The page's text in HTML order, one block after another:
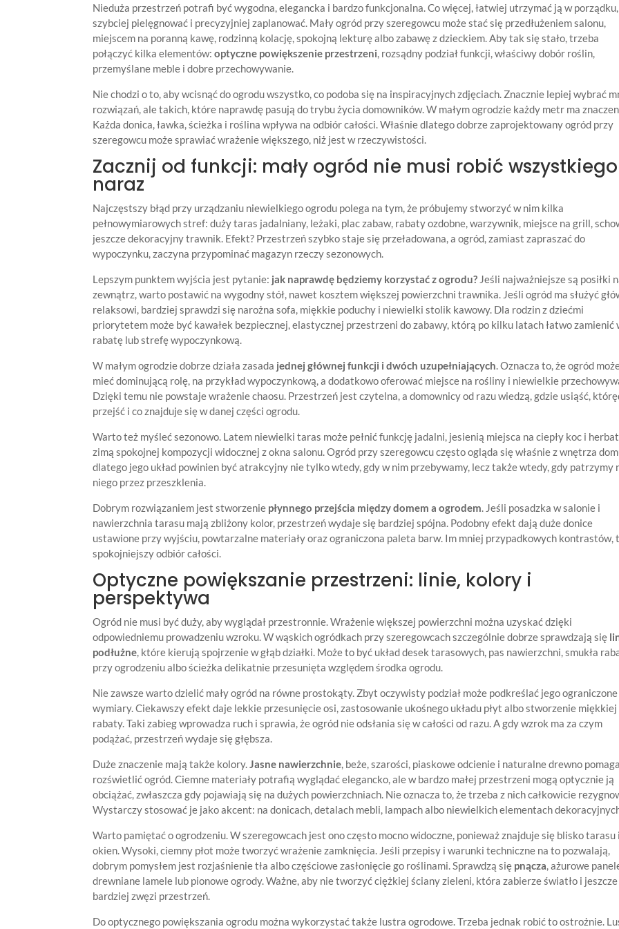
Nieduża przestrzeń potrafi być wygodna, elegancka i bardzo funkcjonalna. Co więcej, łatwiej utrzymać ją w porządku,
szybciej pielęgnować i precyzyjniej zaplanować. Mały ogród przy szeregowcu może stać się przedłużeniem salonu,
miejscem na poranną kawę, rodzinną kolację, spokojną lekturę albo zabawę z dzieckiem. Aby tak się stało, trzeba
połączyć kilka elementów:optyczne powiększenie przestrzeni, rozsądny podział funkcji, właściwy dobór roślin,
przemyślane meble i dobre przechowywanie.
Nie chodzi o to, aby wcisnąć do ogrodu wszystko, co podoba się na inspiracyjnych zdjęciach. Znacznie lepiej wybrać
rozwiązań, ale takich, które naprawdę pasują do trybu życia domowników. W małym ogrodzie każdy metr ma
Każda donica, ławka, ścieżka i roślina wpływa na odbiór całości. Właśnie dlatego dobrze zaprojektowany ogród przy
szeregowcu może sprawiać wrażenie większego, niż jest w rzeczywistości.
Zacznij od funkcji: mały ogród nie musi robić wszystkiego
naraz
Najczęstszy błąd przy urządzaniu niewielkiego ogrodu polega na tym, że próbujemy stworzyć w nim kilka
pełnowymiarowych stref: duży taras jadalniany, leżaki, plac zabaw, rabaty ozdobne, warzywnik, miejsce na grill,
jeszcze dekoracyjny trawnik. Efekt? Przestrzeń szybko staje się przeładowana, a ogród, zamiast zapraszać do
wypoczynku, zaczyna przypominać magazyn rzeczy sezonowych.
Lepszym punktem wyjścia jest pytanie: jak naprawdę będziemy korzystać z ogrodu? Jeśli najważniejsze są posiłki
zewnątrz, warto postawić na wygodny stół, nawet kosztem większej powierzchni trawnika. Jeśli ogród ma służyć
relaksowi, bardziej sprawdzi się narożna sofa, miękkie poduchy i niewielki stolik kawowy. Dla rodzin z dziećmi
priorytetem może być kawałek bezpiecznej, elastycznej przestrzeni do zabawy, którą po kilku latach łatwo zamienić
rabatę lub strefę wypoczynkową.
W małym ogrodzie dobrze działa zasada jednej głównej funkcji i dwóch uzupełniających. Oznacza to, że ogród
mieć dominującą rolę, na przykład wypoczynkową, a dodatkowo oferować miejsce na rośliny i niewielkie
Dzięki temu nie powstaje wrażenie chaosu. Przestrzeń jest czytelna, a domownicy od razu wiedzą, gdzie usiąść,
przejść i co znajduje się w danej części ogrodu.
Warto też myśleć sezonowo. Latem niewielki taras może pełnić funkcję jadalni, jesienią miejsca na ciepły koc i
zimą spokojnej kompozycji widocznej z okna salonu. Ogród przy szeregowcu często ogląda się właśnie z wnętrza
dlatego jego układ powinien być atrakcyjny nie tylko wtedy, gdy w nim przebywamy, lecz także wtedy, gdy patrzymy
niego przez przeszklenia.
Dobrym rozwiązaniem jest stworzenie płynnego przejścia między domem a ogrodem. Jeśli posadzka w salonie i
nawierzchnia tarasu mają zbliżony kolor, przestrzeń wydaje się bardziej spójna. Podobny efekt dają duże donice
ustawione przy wyjściu, powtarzalne materiały oraz ograniczona paleta barw. Im mniej przypadkowych kontrastów,
spokojniejszy odbiór całości.
Optyczne powiększanie przestrzeni: linie, kolory i
perspektywa
Ogród nie musi być duży, aby wyglądał przestronnie. Wrażenie większej powierzchni można uzyskać dzięki
odpowiedniemu prowadzeniu wzroku. W wąskich ogródkach przy szeregowcach szczególnie dobrze sprawdzają się
podłużne, które kierują spojrzenie w głąb działki. Może to być układ desek tarasowych, pas nawierzchni, smukła
przy ogrodzeniu albo ścieżka delikatnie przesunięta względem środka ogrodu.
Nie zawsze warto dzielić mały ogród na równe prostokąty. Zbyt oczywisty podział może podkreślać jego ograniczone
wymiary. Ciekawszy efekt daje lekkie przesunięcie osi, zastosowanie ukośnego układu płyt albo stworzenie
rabaty. Taki zabieg wprowadza ruch i sprawia, że ogród nie odsłania się w całości od razu. A gdy wzrok ma za czym
podążać, przestrzeń wydaje się głębsza.
Duże znaczenie mają także kolory.Jasne nawierzchnie, beże, szarości, piaskowe odcienie i naturalne drewno
rozświetlić ogród. Ciemne materiały potrafią wyglądać elegancko, ale w bardzo małej przestrzeni mogą optycznie ją
obciążać, zwłaszcza gdy pojawiają się na dużych powierzchniach. Nie oznacza to, że trzeba z nich całkowicie
Wystarczy stosować je jako akcent: na donicach, detalach mebli, lampach albo niewielkich elementach
Warto pamiętać o ogrodzeniu. W szeregowcach jest ono często mocno widoczne, ponieważ znajduje się blisko tarasu i
okien. Wysoki, ciemny płot może tworzyć wrażenie zamknięcia. Jeśli przepisy i warunki techniczne na to pozwalają,
dobrym pomysłem jest rozjaśnienie tła albo częściowe zasłonięcie go roślinami. Sprawdzą się pnącza, ażurowe
drewniane lamele lub pionowe ogrody. Ważne, aby nie tworzyć ciężkiej ściany zieleni, która zabierze światło i jeszcze
bardziej zwęzi przestrzeń.
Do optycznego powiększania ogrodu można wykorzystać także lustra ogrodowe. Trzeba jednak robić to ostrożnie.